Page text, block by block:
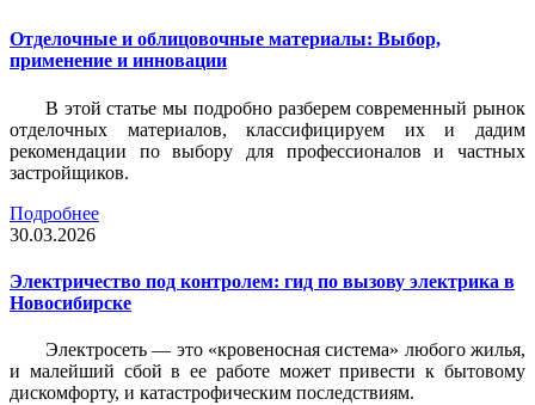
Отделочные и облицовочные материалы: Выбор,
применение и инновации
В этой статье мы подробно разберем современный рынок
отделочных материалов, классифицируем их и дадим
рекомендации по выбору для профессионалов и частных
застройщиков.
Подробнее
30.03.2026
Электричество под контролем: гид по вызову электрика в
Новосибирске
Электросеть — это «кровеносная система» любого жилья,
и малейший сбой в ее работе может привести к бытовому
дискомфорту, и катастрофическим последствиям.